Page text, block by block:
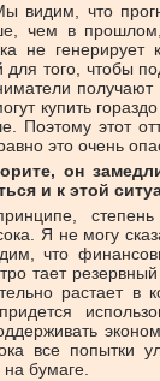
видим, что
чем в
не генерирует
того, чтобы
купить
Поэтому этот
это очень
он
и к этой
степень
Я не могу
что
тает
растает в
все попытки
бумаге.